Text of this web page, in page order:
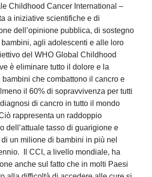
Childhood Cancer International –
a iniziative scientifiche e di
dell’opinione pubblica, di sostegno
agli adolescenti e alle loro
del WHO Global Childhood
è eliminare tutto il dolore e la
bambini che combattono il cancro e
il 60% di sopravvivenza per tutti
di cancro in tutto il mondo
rappresenta un raddoppio
dell’attuale tasso di guarigione e
un milione di bambini in più nel
Il CCI, a livello mondiale, ha
anche sul fatto che in molti Paesi